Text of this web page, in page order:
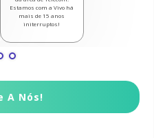
Estamos com a Vivo há
mais de 15 anos
initerruptos!
A Nós!